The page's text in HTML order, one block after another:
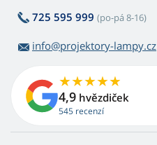
725 595 999 (po-pá 8-16)
info@projektory-lampy.cz
4,9 hvězdiček
545 recenzí